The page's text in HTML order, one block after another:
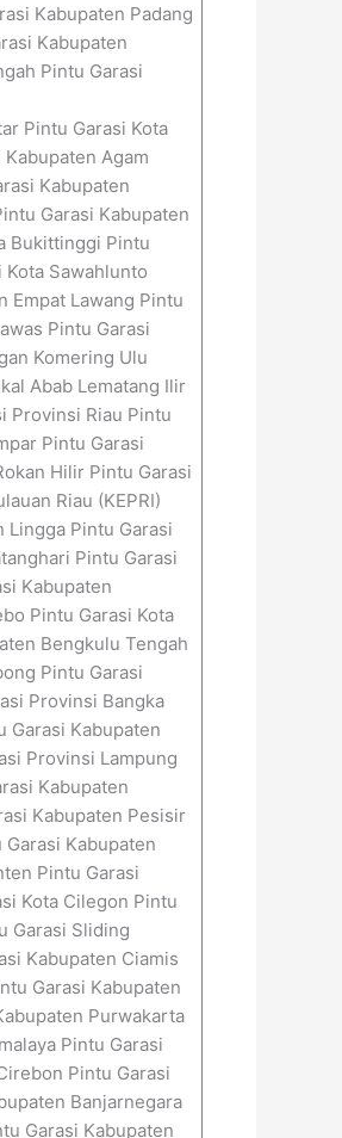
Kabupaten Padang
Kabupaten
Pintu Garasi
Pintu Garasi Kota
Agam
Kabupaten
Garasi Kabupaten
Bukittinggi Pintu
Kota Sawahlunto
Empat Lawang Pintu
Pintu Garasi
Komering Ulu
Abab Lematang Ilir
Provinsi Riau Pintu
Pintu Garasi
Hilir Pintu Garasi
Riau (KEPRI)
Lingga Pintu Garasi
Pintu Garasi
Kabupaten
Pintu Garasi Kota
Bengkulu Tengah
Pintu Garasi
Provinsi Bangka
Garasi Kabupaten
Provinsi Lampung
Kabupaten
Kabupaten Pesisir
Kabupaten
Pintu Garasi
Kota Cilegon Pintu
Garasi Sliding
Kabupaten Ciamis
Garasi Kabupaten
Purwakarta
Pintu Garasi
Pintu Garasi
Banjarnegara
Garasi Kabupaten